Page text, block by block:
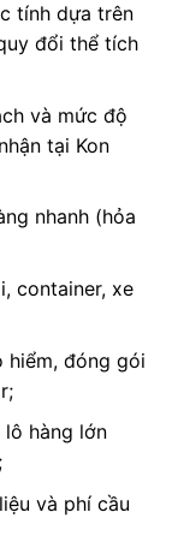
tính dựa trên
đổi thể tích
và mức độ
tại Kon
nhanh (hỏa
container, xe
hiểm, đóng gói
hàng lớn
và phí cầu